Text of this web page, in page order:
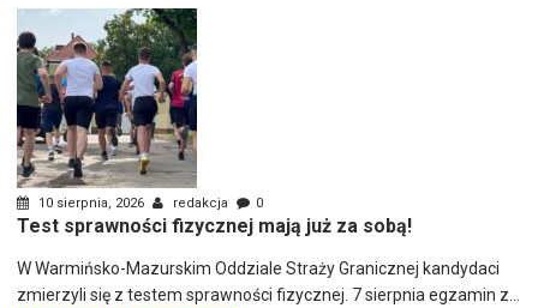
10 sierpnia, 2026 redakcja 0
Test sprawności fizycznej mają już za sobą!
W Warmińsko-Mazurskim Oddziale Straży Granicznej kandydaci
zmierzyli się z testem sprawności fizycznej. 7 sierpnia egzamin z...